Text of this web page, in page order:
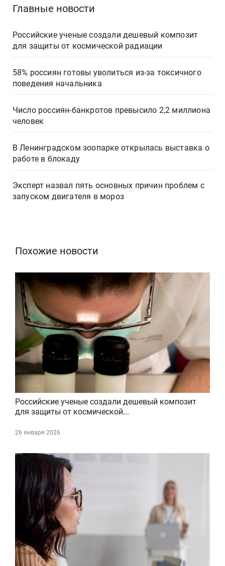
Главные новости
Российские ученые создали дешевый композит
для защиты от космической радиации
58% россиян готовы уволиться из-за токсичного
поведения начальника
Число россиян-банкротов превысило 2,2 миллиона
человек
В Ленинградском зоопарке открылась выставка о
работе в блокаду
Эксперт назвал пять основных причин проблем с
запуском двигателя в мороз
Похожие новости
Российские ученые создали дешевый композит
для защиты от космической...
26 января 2026